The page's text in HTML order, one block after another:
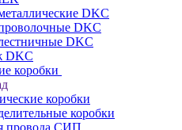
DKC
DKC
DKC
DKC
коробки
коробки
коробки
провода СИП